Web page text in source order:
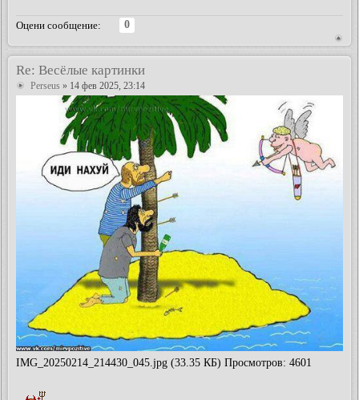
Оцени сообщение:
0
Re: Весёлые картинки
Perseus » 14 фев 2025, 23:14
IMG_20250214_214430_045.jpg (33.35 КБ) Просмотров: 4601